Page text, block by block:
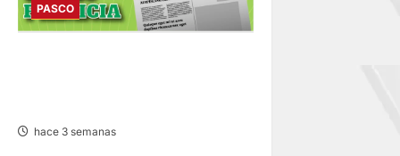
t
d
PASCO
hace 3 semanas